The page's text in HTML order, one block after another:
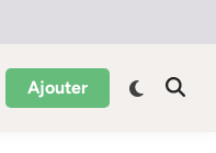
Ajouter